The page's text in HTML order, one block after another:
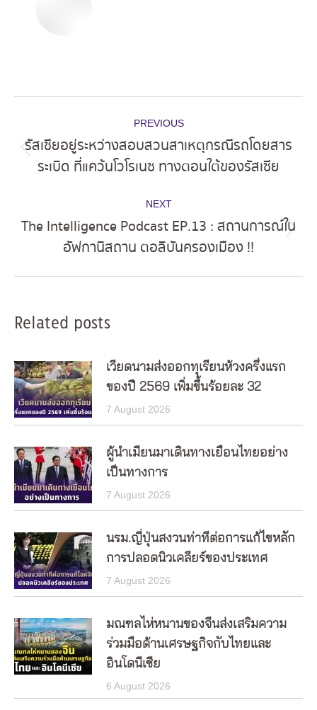
navigation
PREVIOUS
Previous
post:
รัสเซียอยู่ระหว่างสอบสวนสาเหตุกรณีรถโดยสาร
ระเบิด ที่แคว้นโวโรเนซ ทางตอนใต้ของรัสเซีย
NEXT
post:
The Intelligence Podcast EP.13 : สถานการณ์ใน
อัฟกานิสถาน ตอลิบันครองเมือง !!
Related posts
เวียดนามส่งออกทุเรียนห้วงครึ่งแรก
ของปี 2569 เพิ่มขึ้นร้อยละ 32
7 August 2026
ผู้นำเมียนมาเดินทางเยือนไทยอย่าง
เป็นทางการ
7 August 2026
นรม.ญี่ปุ่นสงวนท่าทีต่อการแก้ไขหลัก
การปลอดนิวเคลียร์ของประเทศ
7 August 2026
มณฑลไห่หนานของจีนส่งเสริมความ
ร่วมมือด้านเศรษฐกิจกับไทยและ
อินโดนีเซีย
6 August 2026